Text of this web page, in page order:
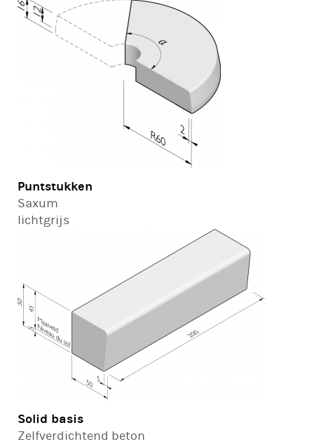
Puntstukken
Saxum
lichtgrijs
Solid basis
Zelfverdichtend beton